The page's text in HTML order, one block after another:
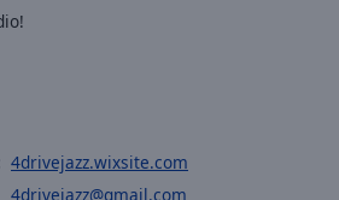
4drivejazz.wixsite.com
4drivejazz@gmail.com